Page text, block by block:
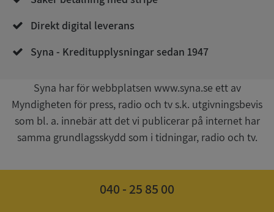
Direkt digital leverans
Syna - Kreditupplysningar sedan 1947
Syna har för webbplatsen www.syna.se ett av
Myndigheten för press, radio och tv s.k. utgivningsbevis
som bl. a. innebär att det vi publicerar på internet har
samma grundlagsskydd som i tidningar, radio och tv.
040 - 25 85 00
VISITOR_PRIVACY_METADATA
YouTube
.youtube.com
5 månader
4 veckor
Google
Privacy Policy